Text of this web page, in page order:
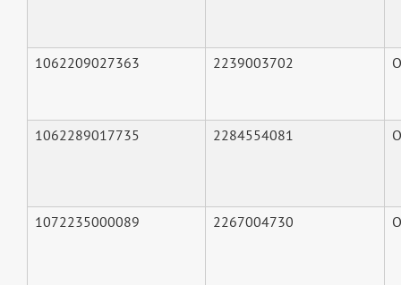
1062209027363 2239003702
1062289017735 2284554081
1072235000089 2267004730